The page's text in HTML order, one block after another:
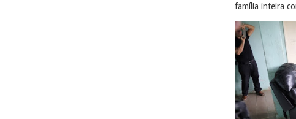
família inteira